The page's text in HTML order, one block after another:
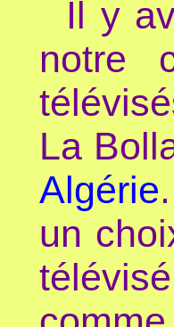
Il y
notre
La
Algérie
un